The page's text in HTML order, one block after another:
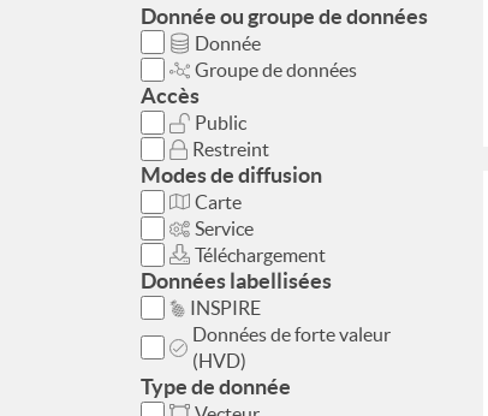
Donnée ou groupe de données
Donnée
Groupe de données
Accès
Public
Restreint
Modes de diffusion
Carte
Service
Téléchargement
Données labellisées
INSPIRE
Données de forte valeur
(HVD)
Type de donnée